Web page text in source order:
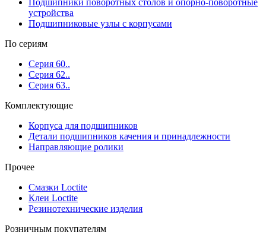
Подшипники поворотных столов и опорно-поворотные
устройства
Подшипниковые узлы с корпусами
По сериям
Серия 60..
Серия 62..
Серия 63..
Комплектующие
Корпуса для подшипников
Детали подшипников качения и принадлежности
Направляющие ролики
Прочее
Смазки Loctite
Клеи Loctite
Резинотехнические изделия
Розничным покупателям